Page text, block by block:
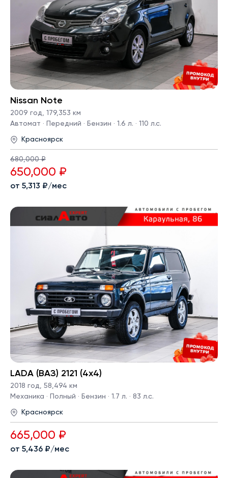
Nissan Note
2009 год, 179,353 км
Автомат · Передний · Бензин · 1.6 л. · 110 л.с.
Красноярск
680,000 ₽
650,000 ₽
от 5,313 ₽/мес
LADA (ВАЗ) 2121 (4x4)
2018 год, 58,494 км
Механика · Полный · Бензин · 1.7 л. · 83 л.с.
Красноярск
665,000 ₽
от 5,436 ₽/мес